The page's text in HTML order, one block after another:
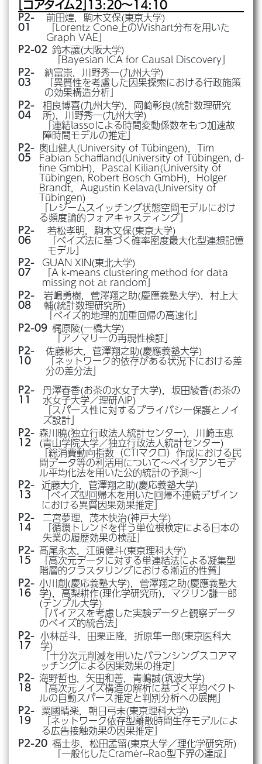
[コアタイム2] 13:20～14:10
P2-
01
前田煌，駒木文保(東京大学)
「Lorentz Cone上のWishart分布を用いた
Graph VAE」
P2-02 鈴木讓(大阪大学)
「Bayesian ICA for Causal Discovery」
P2-
03
納富崇，川野秀一(九州大学)
「異質性を考慮した因果探索における行政施策
の効果構造分析」
P2-
04
相良博喜(九州大学)，岡崎彰良(統計数理研究
所)，川野秀一(九州大学)
「連結lassoによる時間変動係数をもつ加速故
障時間モデルの推定」
P2-
05
奥山健人(University of Tübingen)，Tim
Fabian Schaffland(University of Tübingen, d-
fine GmbH)，Pascal Kilian(University of
Tübingen, Robert Bosch GmbH)，Holger
Brandt，Augustin Kelava(University of
Tübingen)
「レジームスイッチング状態空間モデルにおけ
る頻度論的フォアキャスティング」
P2-
06
若松孝明，駒木文保(東京大学)
「ベイズ法に基づく確率密度最大化型連想記憶
モデル」
P2-
07
GUAN XIN(東北大学)
「A k-means clustering method for data
missing not at random」
P2-
08
岩嶋勇樹，菅澤翔之助(慶應義塾大学)，村上大
輔(統計数理研究所)
「ベイズ的地理的加重回帰の高速化」
P2-09 梶原陵(一橋大学)
「アノマリーの再現性検証」
P2-
10
佐藤彬大，菅澤翔之助(慶應義塾大学)
「ネットワーク的依存がある状況下における差
分の差分法」
P2-
11
丹澤春香(お茶の水女子大学)，坂田綾香(お茶の
水女子大学／理研AIP)
「スパース性に対するプライバシー保護とノイ
ズ設計」
P2-
12
森川曉(独立行政法人統計センター)，川崎玉恵
(青山学院大学／独立行政法人統計センター)
「総消費動向指数（CTIマクロ）作成における民
間データ等の利活用について～ベイジアンモデ
ル平均化法を用いた公的統計の予測～」
P2-
13
近藤大介，菅澤翔之助(慶応義塾大学)
「ベイズ型回帰木を用いた回帰不連続デザイン
における異質因果効果推定」
P2-
14
二宮夢理，茂木快治(神戸大学)
「循環トレンドを伴う単位根検定による日本の
失業の履歴効果の検証」
P2-
15
髙尾永太，江頭健斗(東京理科大学)
「高次元データに対する単連結法による凝集型
階層的クラスタリングにおける漸近的性質」
P2-
16
小川創(慶応義塾大学)，菅澤翔之助(慶應義塾大
学)，高梨耕作(理化学研究所)，マクリン謙一郎
(テンプル大学)
「バイアスを考慮した実験データと観察データ
のベイズ的統合法」
P2-
17
小林岳斗，田栗正隆，折原隼一郎(東京医科大
学)
「十分次元削減を用いたバランシングスコアマ
ッチングによる因果効果の推定」
P2-
18
海野哲也，矢田和善，青嶋誠(筑波大学)
「高次元ノイズ構造の解析に基づく平均ベクト
ルの自動スパース推定と判別分析への展開」
P2-
19
粟國晴楽，朝日弓未(東京理科大学)
「ネットワーク依存型離散時間生存モデルによ
る広告接触効果の因果推定」
P2-20 福士歩，松田孟留(東京大学／理化学研究所)
「一般化したCramér--Rao型下界の達成」